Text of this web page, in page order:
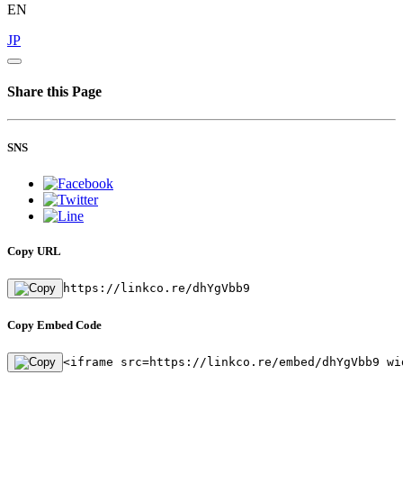
EN
JP
Share this Page
SNS
Copy URL
https://linkco.re/dhYgVbb9
Copy Embed Code
<iframe src=https://linkco.re/embed/dhYgVbb9